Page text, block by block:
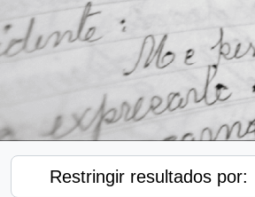
Restringir resultados por: